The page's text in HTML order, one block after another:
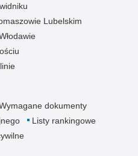
Lubelskim
dokumenty
Listy rankingowe